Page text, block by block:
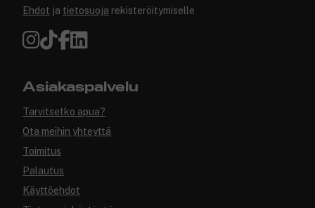
Ehdot ja tietosuoja rekisteröitymiselle
Asiakaspalvelu
Tarvitsetko apua?
Ota meihin yhteyttä
Toimitus
Palautus
Käyttöehdot